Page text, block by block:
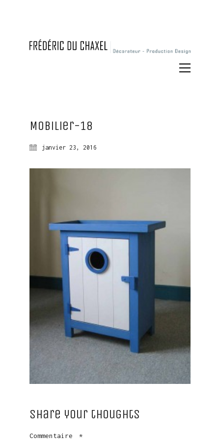
Mobilier-18
janvier 23, 2016
Share your thoughts
Commentaire *